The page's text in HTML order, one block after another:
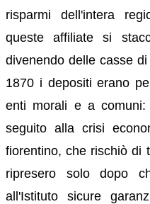
risparmi dell'intera
queste affiliate si
divenendo delle casse
1870 i depositi erano
enti morali e a comuni:
seguito alla crisi
fiorentino, che rischiò di
ripresero solo dopo
all'Istituto sicure